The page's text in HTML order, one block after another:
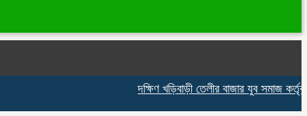
দক্ষিণ খড়িবাড়ী তেলীর বাজার যুব সমাজ কর্তৃক